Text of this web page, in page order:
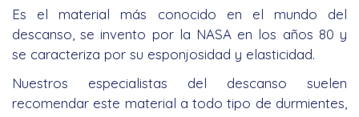
Es el material más conocido en el mundo del
descanso, se invento por la NASA en los años 80 y
se caracteriza por su esponjosidad y elasticidad.
Nuestros especialistas del descanso suelen
recomendar este material a todo tipo de durmientes,